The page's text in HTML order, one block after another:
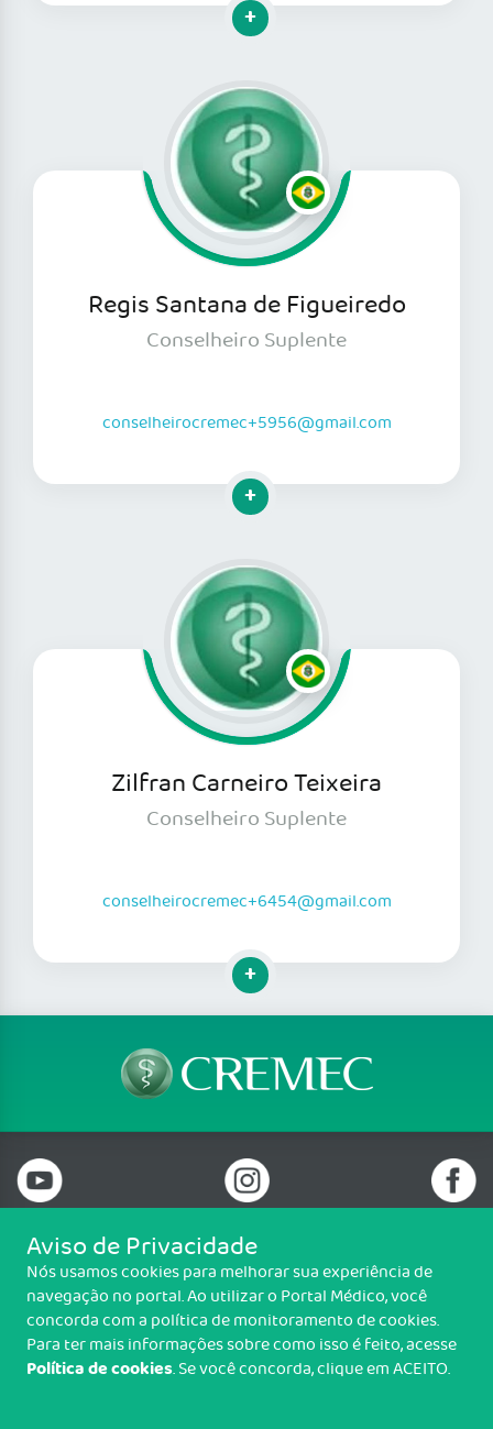
Clique para mais informações
Regis Santana de Figueiredo
Conselheiro Suplente
conselheirocremec+5956@gmail.com
Clique para mais informações
Zilfran Carneiro Teixeira
Conselheiro Suplente
conselheirocremec+6454@gmail.com
Clique para mais informações
Telefone: (85) 3198-3700
Email: cremec@cremec.org.br
Av. Antônio Sales, 485, Joaquim Távora, Fortaleza/CE - CEP: 60135-101
Copyright CREMEC. Todos os direitos reservados.
Aviso de Privacidade
Nós usamos cookies para melhorar sua experiência de
navegação no portal. Ao utilizar o Portal Médico, você
concorda com a política de monitoramento de cookies.
Para ter mais informações sobre como isso é feito, acesse
Política de cookies. Se você concorda, clique em ACEITO.